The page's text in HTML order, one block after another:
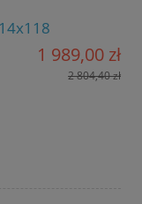
1 989,00 zł
2 804,40 zł